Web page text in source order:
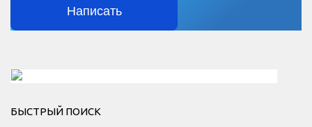
Написать
БЫСТРЫЙ ПОИСК